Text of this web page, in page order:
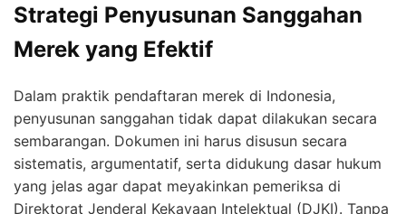
Strategi Penyusunan Sanggahan
Merek yang Efektif
Dalam praktik pendaftaran merek di Indonesia,
penyusunan sanggahan tidak dapat dilakukan secara
sembarangan. Dokumen ini harus disusun secara
sistematis, argumentatif, serta didukung dasar hukum
yang jelas agar dapat meyakinkan pemeriksa di
Direktorat Jenderal Kekayaan Intelektual (DJKI). Tanpa